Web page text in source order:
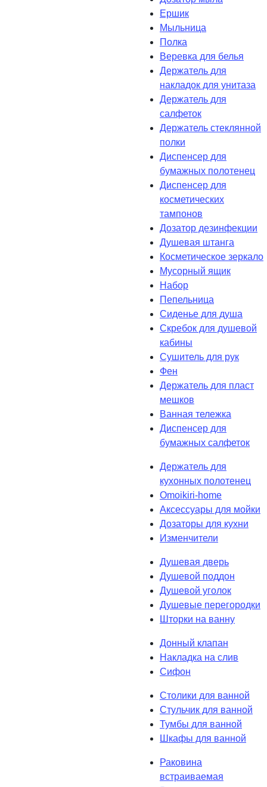
Eршик
Мыльница
Полка
Веревка для белья
Держатель для
накладок для унитаза
Держатель для
салфеток
Держатель стеклянной
полки
Диспенсер для
бумажных полотенец
Диспенсер для
косметических
тампонов
Дозатор дезинфекции
Душевая штанга
Косметическое зеркало
Мусорный ящик
Набор
Пепельница
Сиденье для душа
Скребок для душевой
кабины
Сушитель для рук
Фен
Держатель для пласт
мешков
Ванная тележка
Диспенсер для
бумажных салфеток
Держатель для
кухонных полотенец
Omoikiri-home
Аксессуары для мойки
Дозаторы для кухни
Изменчители
Душевая дверь
Душевой поддон
Душевой уголок
Душевые перегородки
Шторки на ванну
Донный клапан
Накладка на слив
Сифон
Столики для ванной
Стульчик для ванной
Тумбы для ванной
Шкафы для ванной
Раковина
встраиваемая